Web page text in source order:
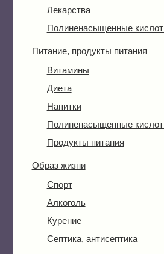
Лекарства
Полиненасыщенные
Питание, продукты питания
Витамины
Диета
Напитки
Полиненасыщенные
Продукты питания
Образ жизни
Спорт
Алкоголь
Курение
Септика, антисептика